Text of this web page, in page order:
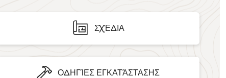
ΣΧΈΔΙΑ
ΟΔΗΓΊΕΣ ΕΓΚΑΤΆΣΤΑΣΗΣ